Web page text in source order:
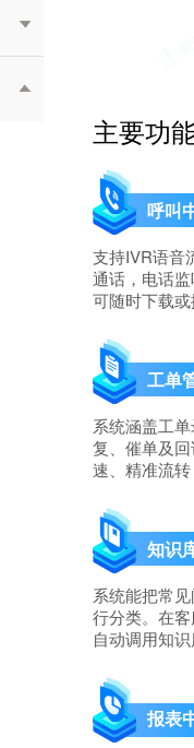


主要功
呼叫
支持IVR语音
通话，电话
可随时下载
工单
系统涵盖工
复、催单及
速、精准流
知识
系统能把常
行分类。在
自动调用知
报表